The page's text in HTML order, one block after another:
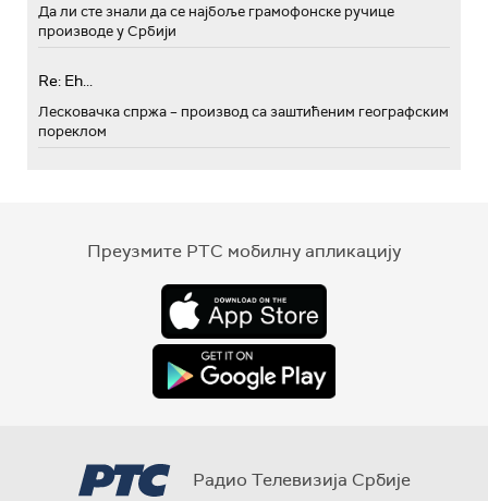
Да ли сте знали да се најбоље грамофонске ручице
производе у Србији
Re: Eh...
Лесковачка спржа – производ са заштићеним географским
пореклом
Преузмите РТС мобилну апликацију
Радио Телевизија Србије